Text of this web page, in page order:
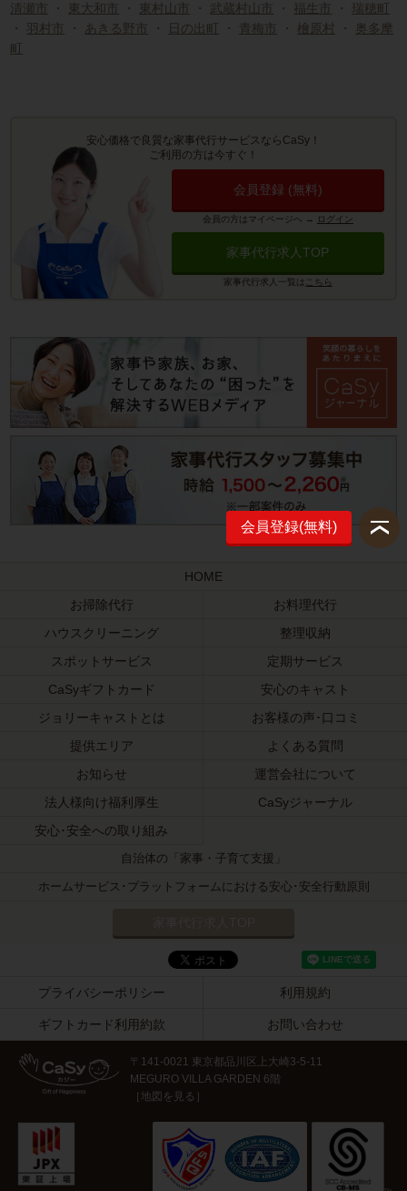
清瀬市
・ 東大和市 ・ 東村山市 ・ 武蔵村山市 ・ 福生市 ・
瑞穂町
・ 羽村市 ・ あきる野市 ・ 日の出町 ・ 青梅市 ・ 檜原村 ・
奥多摩
町
安心価格で良質な家事代行サービスならCaSy！
ご利用の方は今すぐ！
会員登録 (無料)
会員の方はマイページへ → ログイン
家事代行求人TOP
家事代行求人一覧は こちら
会員登録(無料)
HOME
お掃除代行
お料理代行
ハウスクリーニング
整理収納
スポットサービス
定期サービス
CaSyギフトカード
安心のキャスト
ジョリーキャストとは
お客様の声･口コミ
提供エリア
よくある質問
お知らせ
運営会社について
法人様向け福利厚生
CaSyジャーナル
安心･安全への取り組み
自治体の「家事・子育て支援」
ホームサービス･プラットフォームにおける安心･安全行動原則
プライバシーポリシー 利用規約
ギフトカード利用約款 お問い合わせ
〒141-0021 東京都品川区上大崎3-5-11
MEGURO VILLA GARDEN 6階
［地図を見る ］